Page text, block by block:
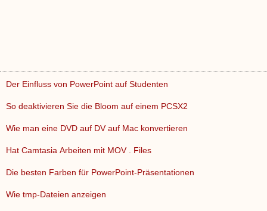
Der Einfluss von PowerPoint auf Studenten
So deaktivieren Sie die Bloom auf einem PCSX2
Wie man eine DVD auf DV auf Mac konvertieren
Hat Camtasia Arbeiten mit MOV . Files
Die besten Farben für PowerPoint-Präsentationen
Wie tmp-Dateien anzeigen